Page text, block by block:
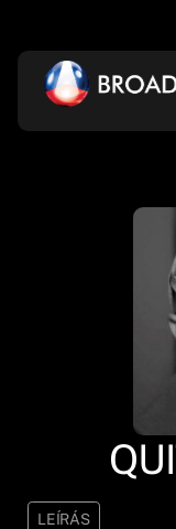
LEÍRÁS